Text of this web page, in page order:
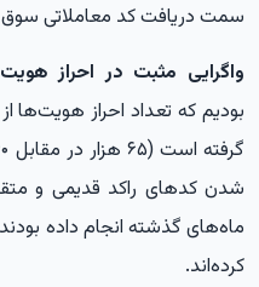
سمت دریافت کد معاملاتی
واگرایی مثبت در احراز
بودیم که تعداد احراز
شدن کدهای راکد قدیمی و
ماه‌های گذشته انجام داده
کرده‌اند.